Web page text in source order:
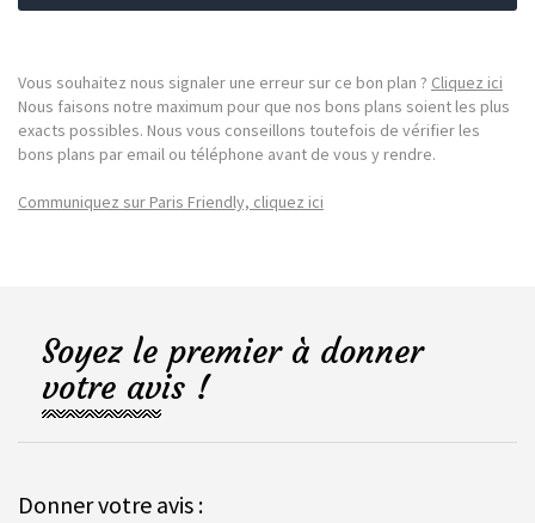
Vous souhaitez nous signaler une erreur sur ce bon plan ? Cliquez ici
Nous faisons notre maximum pour que nos bons plans soient les plus
exacts possibles. Nous vous conseillons toutefois de vérifier les
bons plans par email ou téléphone avant de vous y rendre.
Communiquez sur Paris Friendly, cliquez ici
Soyez le premier à donner
votre avis !
Donner votre avis :